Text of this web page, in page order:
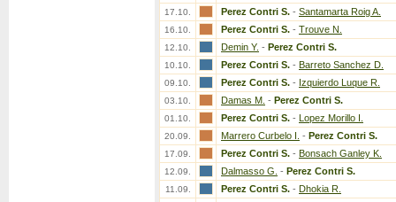
17.10. Perez Contri S. - Santamarta Roig A.
16.10. Perez Contri S. - Trouve N.
12.10. Demin Y. - Perez Contri S.
10.10. Perez Contri S. - Barreto Sanchez D.
09.10. Perez Contri S. - Izquierdo Luque R.
03.10. Damas M. - Perez Contri S.
01.10. Perez Contri S. - Lopez Morillo I.
20.09. Marrero Curbelo I. - Perez Contri S.
17.09. Perez Contri S. - Bonsach Ganley K.
12.09. Dalmasso G. - Perez Contri S.
11.09. Perez Contri S. - Dhokia R.